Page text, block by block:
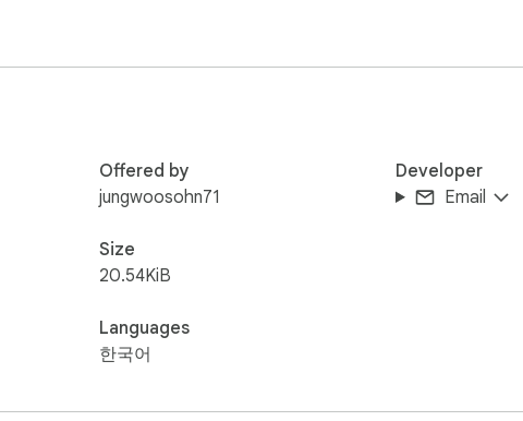
입력 즉시 필터링.
도 닫히지 않음
있는 별도 창
안전하게 백업.
Offered by
jungwoosohn71
Size
20.54KiB
Languages
한국어
Developer
Email